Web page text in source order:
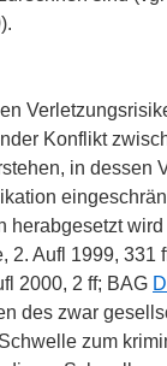
Konflikt
in dessen
herabgesetzt
2. Aufl 1999, 331
2000, 2 ff; BAG
des zwar
zum